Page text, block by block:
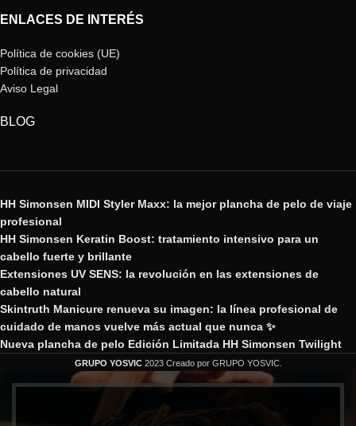
ENLACES DE INTERÉS
Política de cookies (UE)
Política de privacidad
Aviso Legal
BLOG
HH Simonsen MIDI Styler Maxx: la mejor plancha de pelo de viaje
profesional
HH Simonsen Keratin Boost: tratamiento intensivo para un
cabello fuerte y brillante
Extensiones UV SENS: la revolución en las extensiones de
cabello natural
Skintruth Manicure renueva su imagen: la línea profesional de
cuidado de manos vuelve más actual que nunca ✨
Nueva plancha de pelo Edición Limitada HH Simonsen Twilight
GRUPO YOSVIC 2023 Creado por GRUPO YOSVIC.